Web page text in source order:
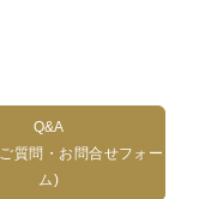
Q&A
質問・お問合せフォー
ム)